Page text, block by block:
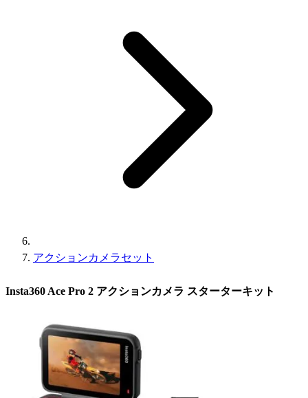
アクションカメラセット
Insta360 Ace Pro 2 アクションカメラ スターターキット